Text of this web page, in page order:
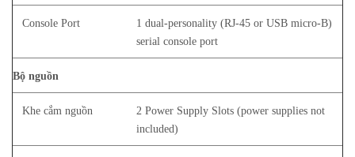
Console Port
1 dual-personality (RJ-45 or USB micro-B)
serial console port
Bộ nguồn
Khe cắm nguồn
2 Power Supply Slots (power supplies not
included)